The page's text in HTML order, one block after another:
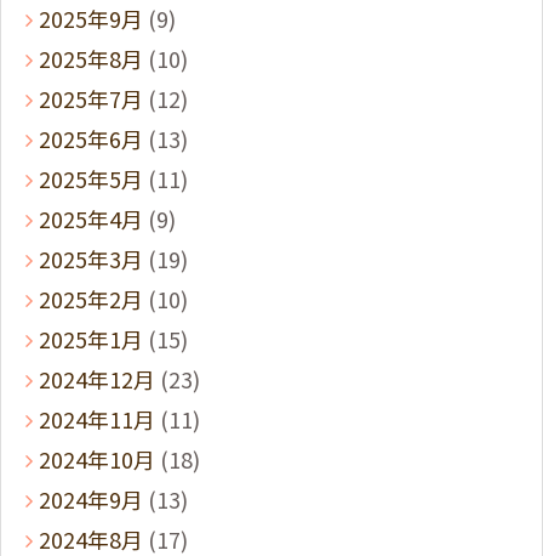
2025年9月 (9)
2025年8月 (10)
2025年7月 (12)
2025年6月 (13)
2025年5月 (11)
2025年4月 (9)
2025年3月 (19)
2025年2月 (10)
2025年1月 (15)
2024年12月 (23)
2024年11月 (11)
2024年10月 (18)
2024年9月 (13)
2024年8月 (17)